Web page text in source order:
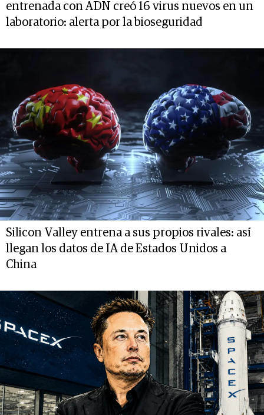
entrenada con ADN creó 16 virus nuevos en un
laboratorio: alerta por la bioseguridad
Silicon Valley entrena a sus propios rivales: así
llegan los datos de IA de Estados Unidos a
China